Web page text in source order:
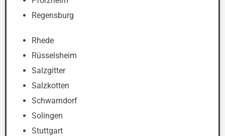
Regensburg
Rhede
Rüsselsheim
Salzgitter
Salzkotten
Schwarndorf
Solingen
Stuttgart